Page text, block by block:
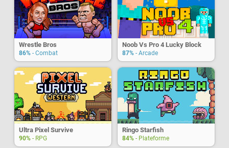
Wrestle Bros
86% - Combat
Noob Vs Pro 4 Lucky Block
87% - Arcade
Ultra Pixel Survive
90% - RPG
Ringo Starfish
84% - Plateforme